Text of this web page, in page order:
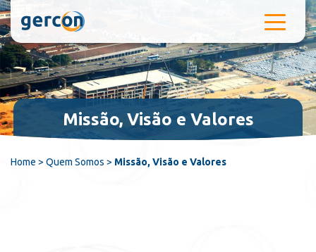
Pular para o conteúdo
Missão, Visão e Valores
Home > Quem Somos > Missão, Visão e Valores